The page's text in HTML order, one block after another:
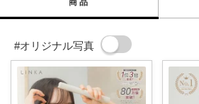
#オリジナル写真